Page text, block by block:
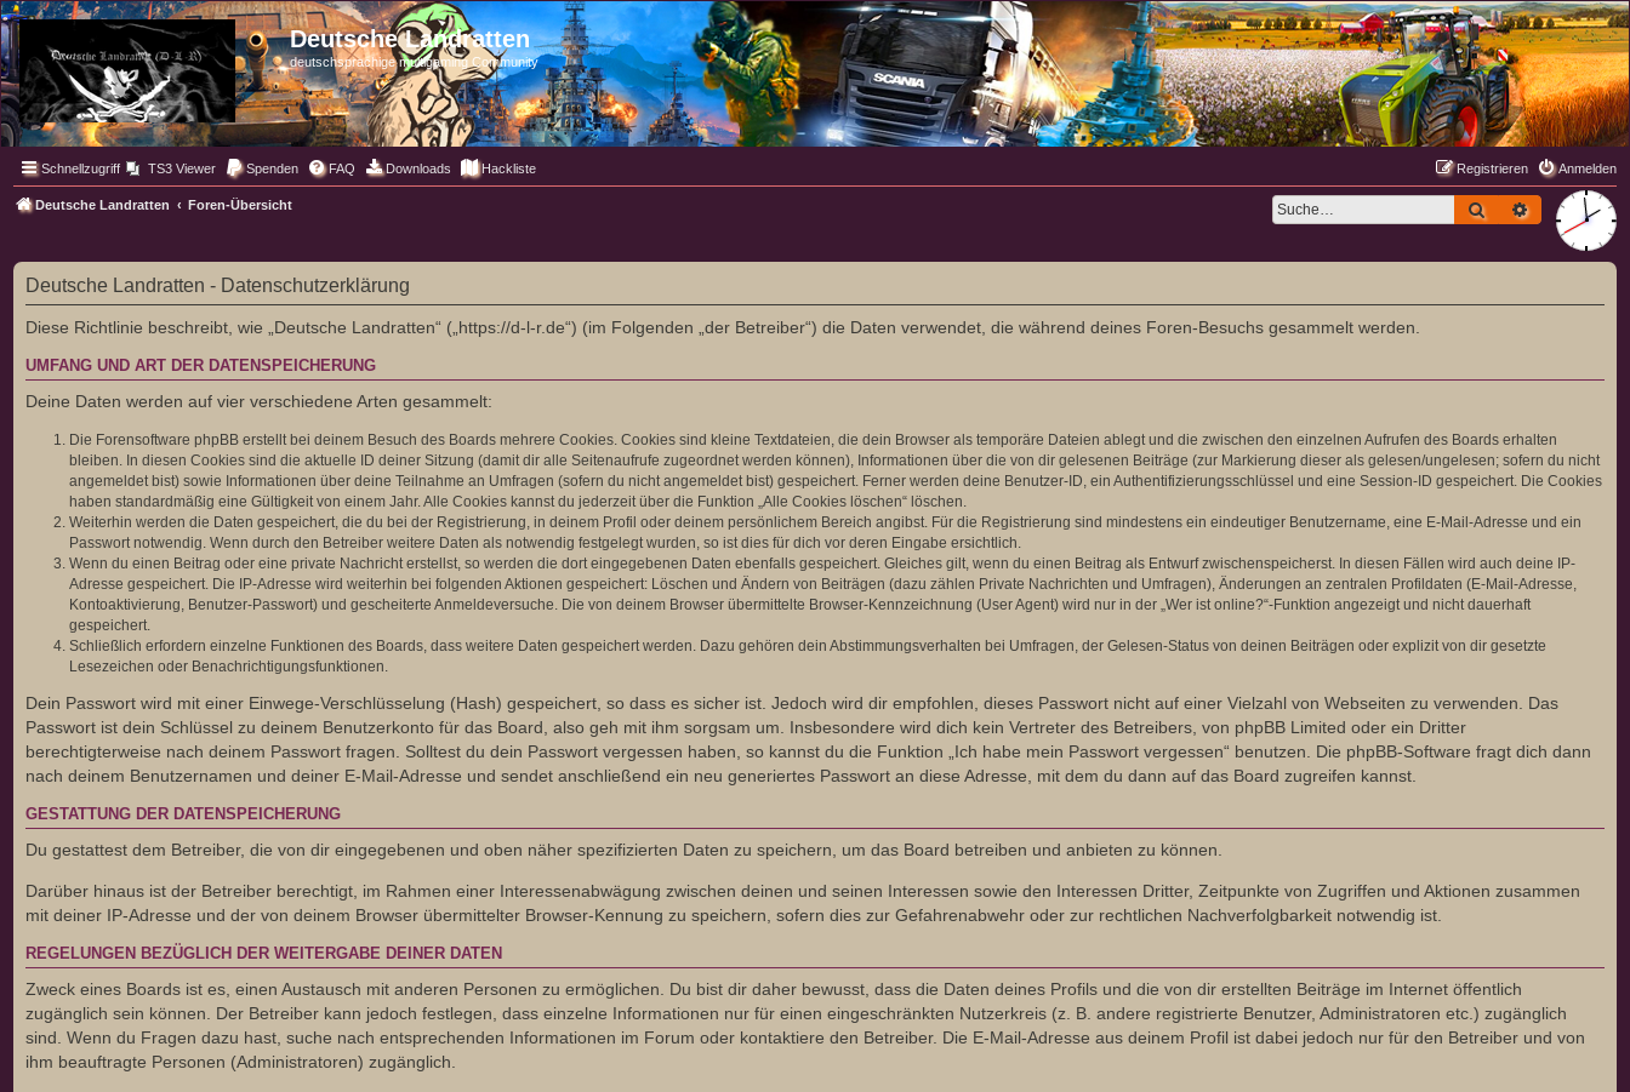
Deutsche Landratten
deutschsprachige multigaming Community
Schnellzugriff TS3 Viewer Spenden FAQ Downloads Hackliste Anmelden
Registrieren
Deutsche Landratten Foren-Übersicht SucheErweiterte
Deutsche Landratten - Datenschutzerklärung
Diese Richtlinie beschreibt, wie „Deutsche Landratten“ („https://d-l-r.de“) (im Folgenden „der Betreiber“) die Daten verwendet, die während deines Foren-Besuchs gesammelt werden.
UMFANG UND ART DER DATENSPEICHERUNG
Deine Daten werden auf vier verschiedene Arten gesammelt:
Die Forensoftware phpBB erstellt bei deinem Besuch des Boards mehrere Cookies. Cookies sind kleine Textdateien, die dein Browser als temporäre Dateien ablegt und die zwischen den einzelnen Aufrufen des Boards erhalten
bleiben. In diesen Cookies sind die aktuelle ID deiner Sitzung (damit dir alle Seitenaufrufe zugeordnet werden können), Informationen über die von dir gelesenen Beiträge (zur Markierung dieser als gelesen/ungelesen; sofern du nicht
angemeldet bist) sowie Informationen über deine Teilnahme an Umfragen (sofern du nicht angemeldet bist) gespeichert. Ferner werden deine Benutzer-ID, ein Authentifizierungsschlüssel und eine Session-ID gespeichert. Die Cookies
haben standardmäßig eine Gültigkeit von einem Jahr. Alle Cookies kannst du jederzeit über die Funktion „Alle Cookies löschen“ löschen.
Weiterhin werden die Daten gespeichert, die du bei der Registrierung, in deinem Profil oder deinem persönlichem Bereich angibst. Für die Registrierung sind mindestens ein eindeutiger Benutzername, eine E-Mail-Adresse und ein
Passwort notwendig. Wenn durch den Betreiber weitere Daten als notwendig festgelegt wurden, so ist dies für dich vor deren Eingabe ersichtlich.
Wenn du einen Beitrag oder eine private Nachricht erstellst, so werden die dort eingegebenen Daten ebenfalls gespeichert. Gleiches gilt, wenn du einen Beitrag als Entwurf zwischenspeicherst. In diesen Fällen wird auch deine IP-
Adresse gespeichert. Die IP-Adresse wird weiterhin bei folgenden Aktionen gespeichert: Löschen und Ändern von Beiträgen (dazu zählen Private Nachrichten und Umfragen), Änderungen an zentralen Profildaten (E-Mail-Adresse,
Kontoaktivierung, Benutzer-Passwort) und gescheiterte Anmeldeversuche. Die von deinem Browser übermittelte Browser-Kennzeichnung (User Agent) wird nur in der „Wer ist online?“-Funktion angezeigt und nicht dauerhaft
gespeichert.
Schließlich erfordern einzelne Funktionen des Boards, dass weitere Daten gespeichert werden. Dazu gehören dein Abstimmungsverhalten bei Umfragen, der Gelesen-Status von deinen Beiträgen oder explizit von dir gesetzte
Lesezeichen oder Benachrichtigungsfunktionen.
Dein Passwort wird mit einer Einwege-Verschlüsselung (Hash) gespeichert, so dass es sicher ist. Jedoch wird dir empfohlen, dieses Passwort nicht auf einer Vielzahl von Webseiten zu verwenden. Das
Passwort ist dein Schlüssel zu deinem Benutzerkonto für das Board, also geh mit ihm sorgsam um. Insbesondere wird dich kein Vertreter des Betreibers, von phpBB Limited oder ein Dritter
berechtigterweise nach deinem Passwort fragen. Solltest du dein Passwort vergessen haben, so kannst du die Funktion „Ich habe mein Passwort vergessen“ benutzen. Die phpBB-Software fragt dich dann
nach deinem Benutzernamen und deiner E-Mail-Adresse und sendet anschließend ein neu generiertes Passwort an diese Adresse, mit dem du dann auf das Board zugreifen kannst.
GESTATTUNG DER DATENSPEICHERUNG
Du gestattest dem Betreiber, die von dir eingegebenen und oben näher spezifizierten Daten zu speichern, um das Board betreiben und anbieten zu können.
Darüber hinaus ist der Betreiber berechtigt, im Rahmen einer Interessenabwägung zwischen deinen und seinen Interessen sowie den Interessen Dritter, Zeitpunkte von Zugriffen und Aktionen zusammen
mit deiner IP-Adresse und der von deinem Browser übermittelter Browser-Kennung zu speichern, sofern dies zur Gefahrenabwehr oder zur rechtlichen Nachverfolgbarkeit notwendig ist.
REGELUNGEN BEZÜGLICH DER WEITERGABE DEINER DATEN
Zweck eines Boards ist es, einen Austausch mit anderen Personen zu ermöglichen. Du bist dir daher bewusst, dass die Daten deines Profils und die von dir erstellten Beiträge im Internet öffentlich
zugänglich sein können. Der Betreiber kann jedoch festlegen, dass einzelne Informationen nur für einen eingeschränkten Nutzerkreis (z. B. andere registrierte Benutzer, Administratoren etc.) zugänglich
sind. Wenn du Fragen dazu hast, suche nach entsprechenden Informationen im Forum oder kontaktiere den Betreiber. Die E-Mail-Adresse aus deinem Profil ist dabei jedoch nur für den Betreiber und von
ihm beauftragte Personen (Administratoren) zugänglich.